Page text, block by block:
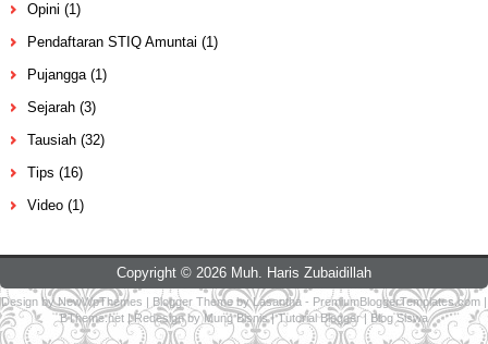
Opini (1)
Pendaftaran STIQ Amuntai (1)
Pujangga (1)
Sejarah (3)
Tausiah (32)
Tips (16)
Video (1)
Copyright © 2026 Muh. Haris Zubaidillah
Design byNewWpThemes | Blogger Theme byLasantha - PremiumBloggerTemplates.com |
BTheme.net | Redesign byMung Bisnis|Tutorial Blogger| Blog Siswa